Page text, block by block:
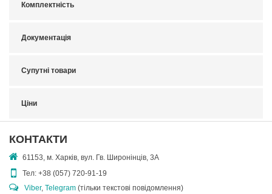
Комплектність
Документація
Супутні товари
Ціни
КОНТАКТИ
61153, м. Харків, вул. Гв. Широнінців, 3А
Тел: +38 (057) 720-91-19
Viber, Telegram (тільки текстові повідомлення)